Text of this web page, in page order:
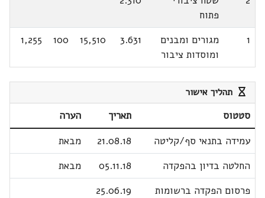
פתוח
1
מגורים ומבנים
ומוסדות ציבור
3.631
15,510
100
1,255
תהליך אישור
סטטוס תאריך
הערה
עמידה בתנאי סף/קליטה
21.08.18
מבאת
החלטה בדיון בהפקדה
05.11.18
מבאת
פרסום הפקדה ברשומות
25.06.19